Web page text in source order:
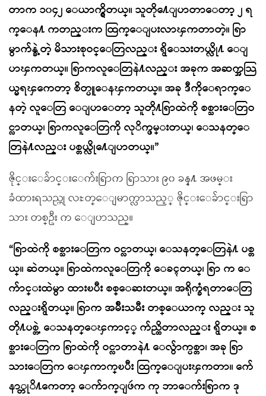
တာက ၁၀၄၂ ေယာက္ရွိတယ္။ သူတို႔ေျပာတာေတာ့ ၂ ရ
က္ေန႔ ကတည္းက ထြက္ေျပးလာၾကတာတဲ့။ ရြာ
မွာက်န္ခဲ့တဲ့ မိသားစုဝင္ေတြလည္း ရွိေသးတယ္လို႔ ေျ
ပာၾကတယ္။ ရြာကလူေတြနဲ႔လည္း အခုက အဆက္အသြ
ယ္မရၾကေတာ့ စိတ္ပူေနၾကတယ္။ အခု ဒီကိုေရာက္ေ
နတဲ့ လူေတြ ေျပာေတာ့ သူတို႔ရြာထဲကို စစ္သားေတြဝ
င္လာတယ္၊ ရြာကလူေတြကို လုိက္ဖမ္းတယ္၊ ေသနတ္ေ
တြနဲ႔လည္း ပစ္တယ္လို႔ေျပာတယ္။”
ဇိုင္းေခ်ာင္းေက်းရြာက ရြာသား ၉၀ ခန္႔ အဖမ္း
ခံထားရသည္ဟု လႊတ္ေျမာက္လာသည့္ ဇိုင္းေခ်ာင္းရြာ
သား တစ္ဦး က ေျပာသည္။
“ရြာထဲကို စစ္သားေတြက ဝင္လာတယ္၊ ေသနတ္ေတြနဲ႔ ပစ္တ
ယ္။ ဆဲတယ္။ ရြာထဲကလူေတြကို ေခၚတယ္၊ ရြာ က ေ
က်ာင္းထဲမွာ ထားၿပီး စစ္ေဆးတယ္။ အရိုက္ခံရတာေတြ
လည္းရွိတယ္။ ရြာက အမ်ိဳးသမီး တစ္ေယာက္ လည္း သူ
တို႔ပစ္တဲ့ ေသနတ္ေၾကာင့္ က်ည္ထိတာလည္း ရွိတယ္။ စ
စ္သားေတြက ရြာထဲကို ဝင္လာတာနဲ႔ ေလ်ွာက္ပစ္တာ၊ အခု ရြာ
သားေတြက ေၾကာက္ၿပီး ထြက္ေျပးၾကတာ။ က်ေ
နာ္တုိ႔ကေတာ့ ေက်ာက္ျဖဴက ကု ဘာေက်းရြာက ဒု